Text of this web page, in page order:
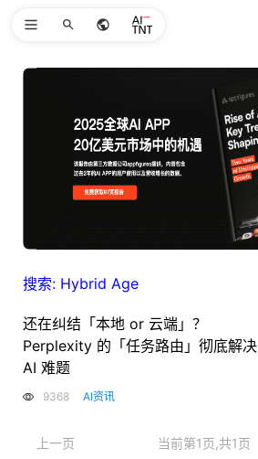
搜索: Hybrid Age
还在纠结「本地 or 云端」？
Perplexity 的「任务路由」彻底解决
AI 难题
9368 AI资讯
上一页 当前第1页,共1页